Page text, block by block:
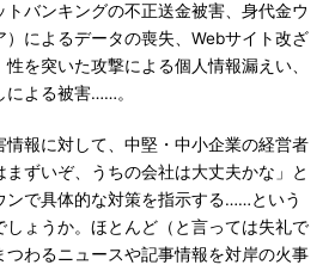
バンキングの不正送金被害、身代金ウ
）によるデータの喪失、Webサイト改ざ
を突いた攻撃による個人情報漏えい、
による被害……。
報に対して、中堅・中小企業の経営者
ずいぞ、うちの会社は大丈夫かな」と
ンで具体的な対策を指示する……という
ょうか。ほとんど（と言っては失礼で
わるニュースや記事情報を対岸の火事